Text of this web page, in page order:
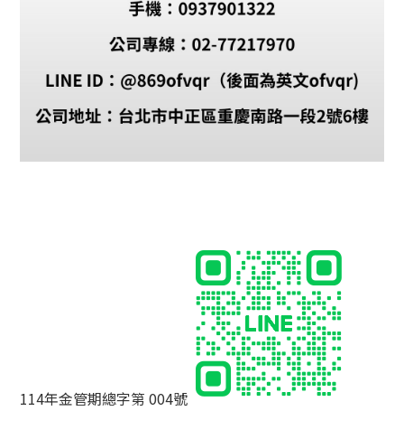
114年金管期總字第 004號